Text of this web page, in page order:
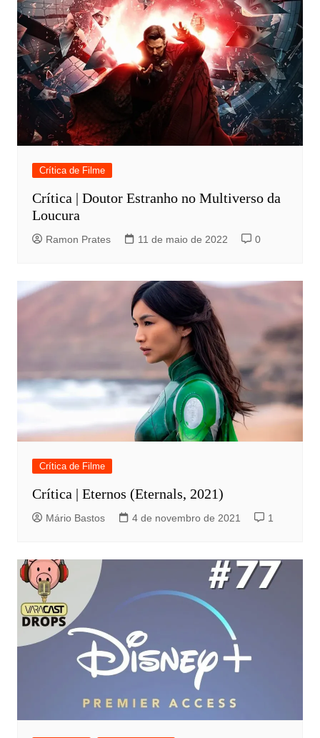
Crítica de Filme
Crítica | Doutor Estranho no Multiverso da
Loucura
Ramon Prates 11 de maio de 2022 0
Crítica de Filme
Crítica | Eternos (Eternals, 2021)
Mário Bastos 4 de novembro de 2021 1